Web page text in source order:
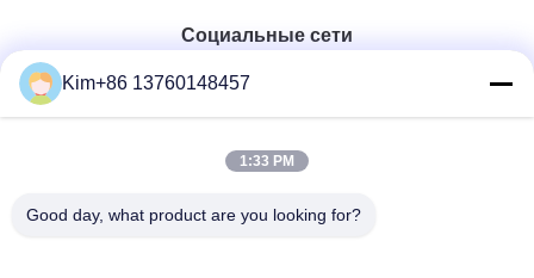
Социальные сети
86-184-7542-7886
Kim+86 13760148457
1:33 PM
Good day, what product are you looking for?